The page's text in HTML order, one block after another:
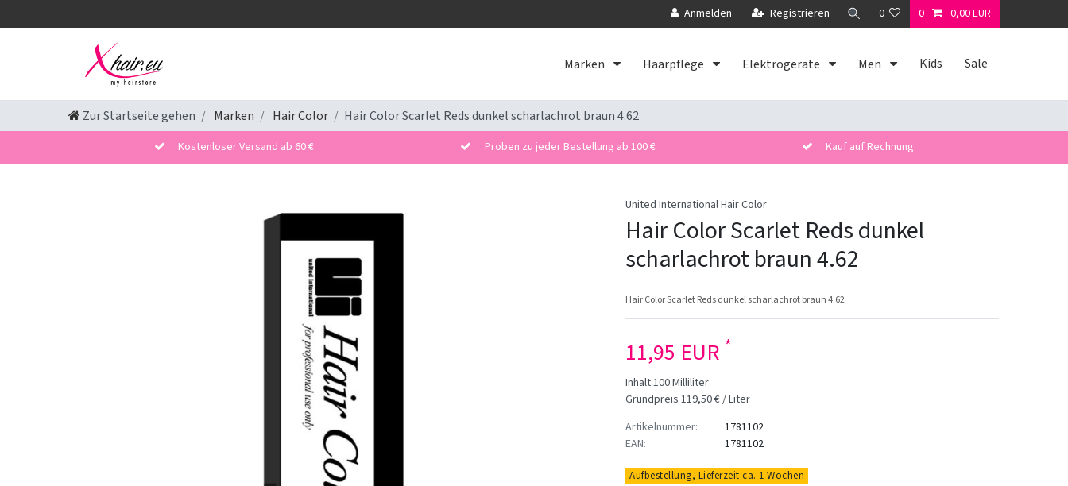
Anmelden Registrieren 0 0 0,00 EUR
Marken Haarpflege Elektrogeräte Men Kids Sale
Zur Startseite gehen Marken Hair Color Hair Color Scarlet Reds dunkel scharlachrot braun 4.62
Kostenloser Versand ab 60 € Proben zu jeder Bestellung ab 100 € Kauf auf Rechnung
United International Hair Color
Hair Color Scarlet Reds dunkel
scharlachrot braun 4.62
Hair Color Scarlet Reds dunkel scharlachrot braun 4.62
11,95 EUR *
Inhalt100Milliliter
Grundpreis 119,50 € / Liter
Artikelnummer:
EAN:
1781102
1781102
Aufbestellung, Lieferzeit ca. 1 Wochen